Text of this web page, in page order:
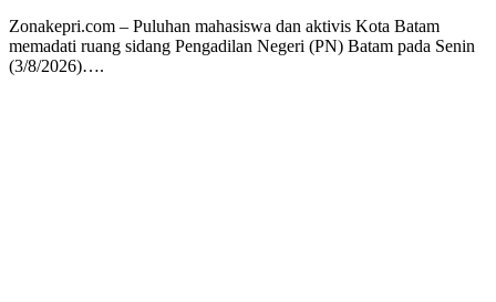
Zonakepri.com – Puluhan mahasiswa dan aktivis Kota Batam
memadati ruang sidang Pengadilan Negeri (PN) Batam pada Senin
(3/8/2026)….